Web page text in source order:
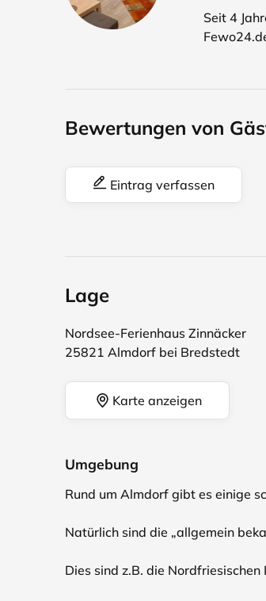
Seit 4
Bewertungen von
Eintrag verfassen
Lage
Nordsee-Ferienhaus Zinnäcker
25821 Almdorf bei Bredstedt
Karte anzeigen
Umgebung
Rund um Almdorf gibt es einige
Natürlich sind die „allgemein
Dies sind z.B. die